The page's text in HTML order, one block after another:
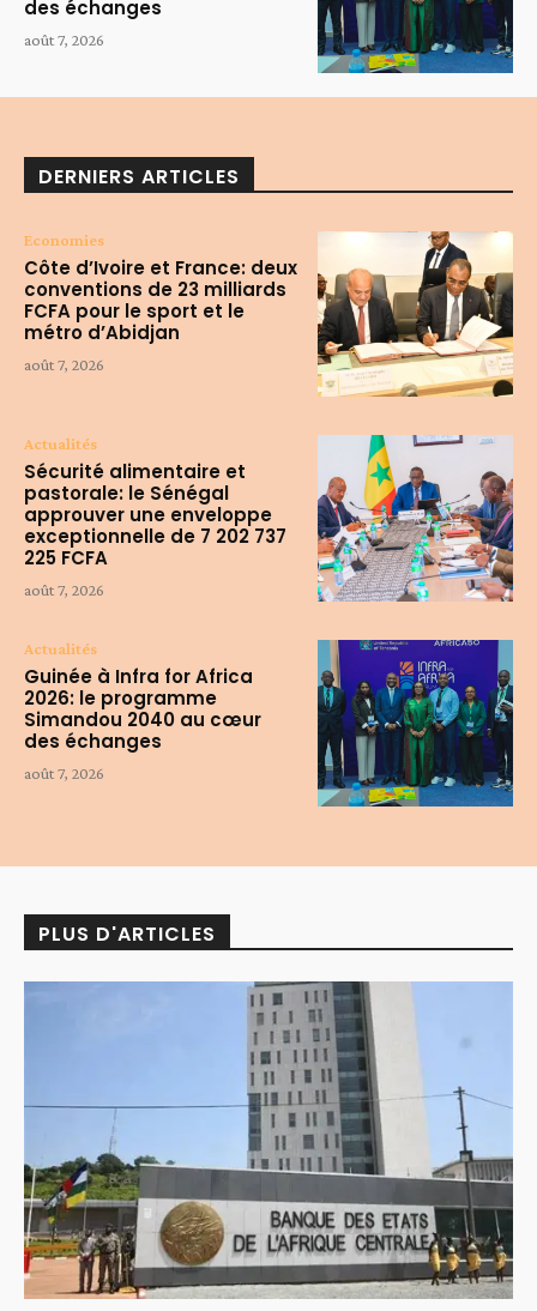
des échanges
août 7, 2026
DERNIERS ARTICLES
Economies
Côte d’Ivoire et France: deux
conventions de 23 milliards
FCFA pour le sport et le
métro d’Abidjan
août 7, 2026
Actualités
Sécurité alimentaire et
pastorale: le Sénégal
approuver une enveloppe
exceptionnelle de 7 202 737
225 FCFA
août 7, 2026
Actualités
Guinée à Infra for Africa
2026: le programme
Simandou 2040 au cœur
des échanges
août 7, 2026
PLUS D'ARTICLES